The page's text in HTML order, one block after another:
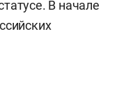
В начале